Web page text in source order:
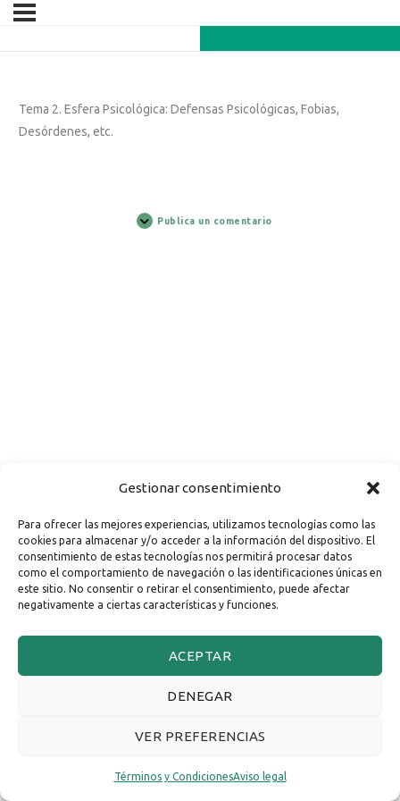
Gestionar consentimiento
Para ofrecer las mejores experiencias, utilizamos tecnologías como las
cookies para almacenar y/o acceder a la información del dispositivo. El
consentimiento de estas tecnologías nos permitirá procesar datos
como el comportamiento de navegación o las identificaciones únicas en
este sitio. No consentir o retirar el consentimiento, puede afectar
negativamente a ciertas características y funciones.
ACEPTAR
DENEGAR
VER PREFERENCIAS
Términos y CondicionesAviso legal
Tema 2. Esfera Psicológica: Defensas Psicológicas, Fobias,
Desórdenes, etc.
Publica un comentario